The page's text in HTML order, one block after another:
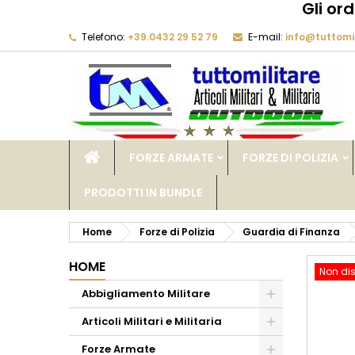
Gli
Telefono: +39.0432 29 52 79 E-mail:
FORZE ARMATE FORZE DI POLIZIA
PRODOTTI IN BUNDLE
Home Forze di Polizia Guardia di Finanza
HOME
Abbigliamento Militare
Articoli Militari e Militaria
Forze Armate
Non